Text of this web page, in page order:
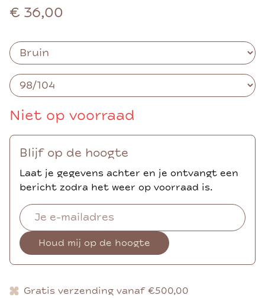
€ 36,00
Niet op voorraad
Blijf op de hoogte
Laat je gegevens achter en je ontvangt een
bericht zodra het weer op voorraad is.
Houd mij op de hoogte
Gratis verzending vanaf €500,00